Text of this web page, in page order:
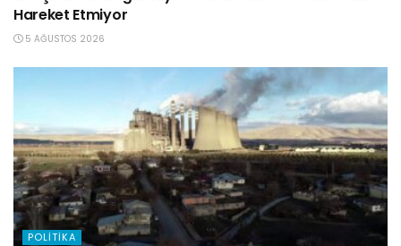
Hareket Etmiyor
5 AĞUSTOS 2026
POLITIKA